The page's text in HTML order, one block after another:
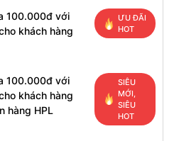
100.000đ với
khách hàng
ƯU ĐÃI
HOT
100.000đ với
khách hàng
hàng HPL
SIÊU
MỚI,
SIÊU
HOT